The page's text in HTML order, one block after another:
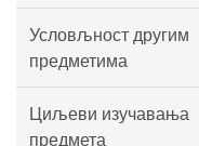
Условљност другим
предметима
Циљеви изучавања
предмета